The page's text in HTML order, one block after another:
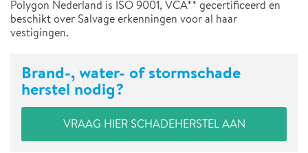
Polygon Nederland is ISO 9001, VCA** gecertificeerd en
beschikt over Salvage erkenningen voor al haar
vestigingen.
Brand-, water- of stormschade
herstel nodig?
VRAAG HIER SCHADEHERSTEL AAN